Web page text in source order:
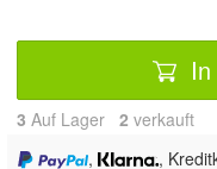
3 Auf Lager 2 verkauft
,
,